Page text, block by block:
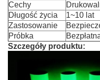
Cechy
Długość życia
1~10 lat
Zastosowanie
Próbka
Szczegóły produktu: